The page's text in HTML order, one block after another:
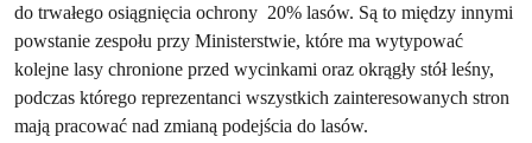
do trwałego osiągnięcia ochrony 20% lasów. Są to między innymi
powstanie zespołu przy Ministerstwie, które ma wytypować
kolejne lasy chronione przed wycinkami oraz okrągły stół leśny,
podczas którego reprezentanci wszystkich zainteresowanych stron
mają pracować nad zmianą podejścia do lasów.